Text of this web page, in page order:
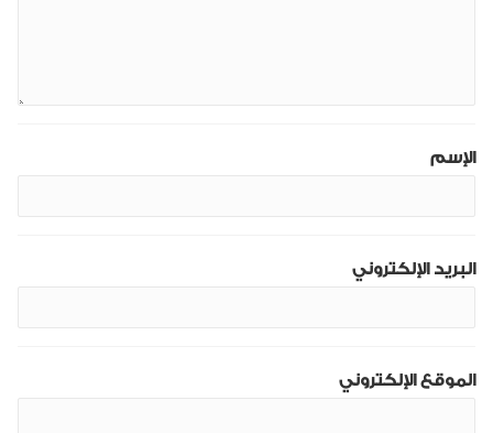
الإسم
البريد الإلكتروني
الموقع الإلكتروني